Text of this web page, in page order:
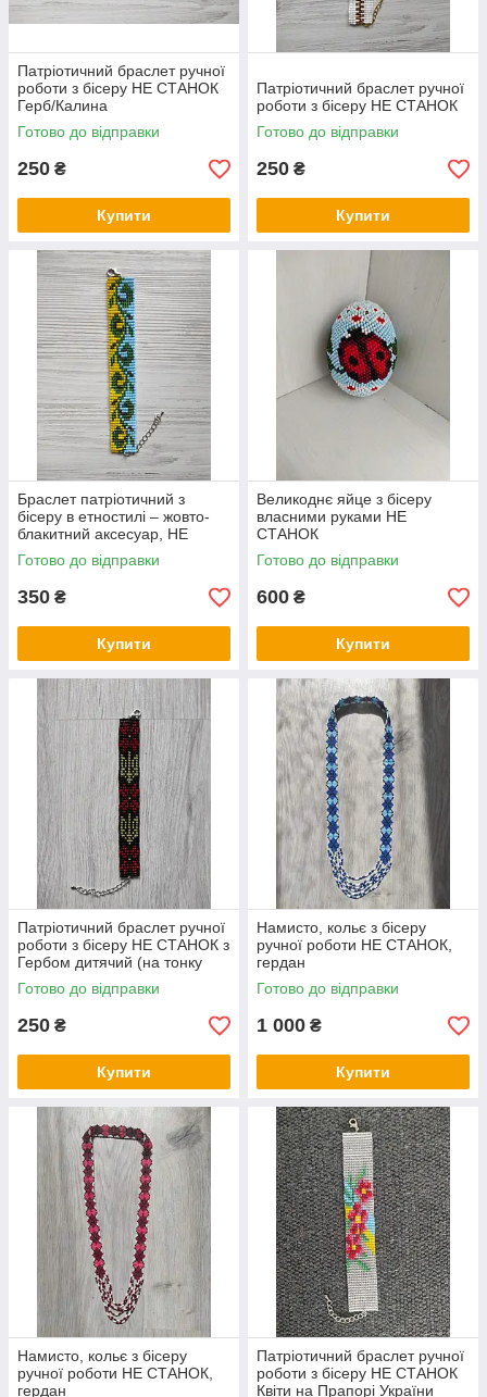
Патріотичний браслет ручної
роботи з бісеру НЕ СТАНОК
Герб/Калина
Готово до відправки
250 ₴
Купити
Патріотичний браслет ручної
роботи з бісеру НЕ СТАНОК
Готово до відправки
250 ₴
Купити
Браслет патріотичний з
бісеру в етностилі – жовто-
блакитний аксесуар, НЕ
СТАНОК
Готово до відправки
350 ₴
Купити
Великоднє яйце з бісеру
власними руками НЕ
СТАНОК
Готово до відправки
600 ₴
Купити
Патріотичний браслет ручної
роботи з бісеру НЕ СТАНОК з
Гербом дитячий (на тонку
руку)
Готово до відправки
250 ₴
Купити
Намисто, кольє з бісеру
ручної роботи НЕ СТАНОК,
гердан
Готово до відправки
1 000 ₴
Купити
Намисто, кольє з бісеру
ручної роботи НЕ СТАНОК,
гердан
Патріотичний браслет ручної
роботи з бісеру НЕ СТАНОК
Квіти на Прапорі України